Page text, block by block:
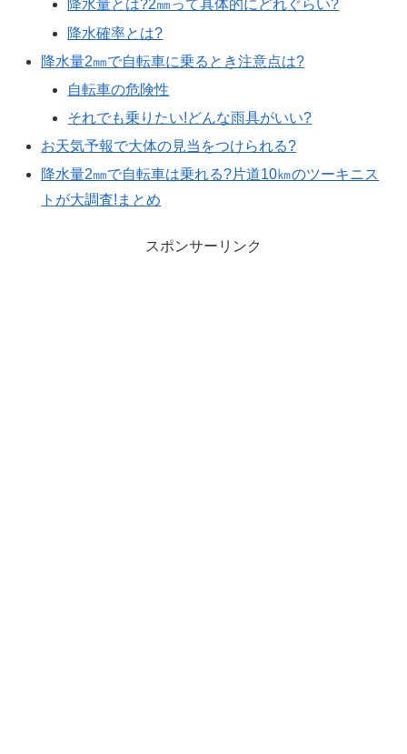
降水量とは?2㎜って具体的にどれぐらい?
降水確率とは?
降水量2㎜で自転車に乗るとき注意点は?
自転車の危険性
それでも乗りたい!どんな雨具がいい?
お天気予報で大体の見当をつけられる?
降水量2㎜で自転車は乗れる?片道10㎞のツーキニス
トが大調査!まとめ
スポンサーリンク